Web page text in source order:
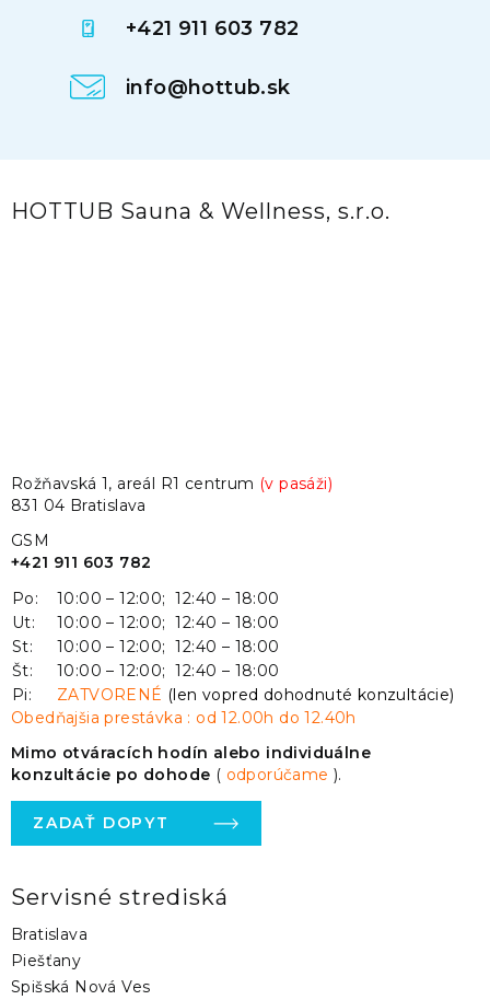
+421 911 603 782
info@hottub.sk
HOTTUB Sauna & Wellness, s.r.o.
Rožňavská 1, areál R1 centrum (v pasáži)
831 04 Bratislava
GSM
+421 911 603 782
Po:
10:00 – 12:00; 12:40 – 18:00
Ut:
10:00 – 12:00; 12:40 – 18:00
St:
10:00 – 12:00; 12:40 – 18:00
Št:
10:00 – 12:00; 12:40 – 18:00
Pi:
ZATVORENÉ (len vopred dohodnuté konzultácie)
Obedňajšia prestávka : od 12.00h do 12.40h
Mimo otváracích hodín alebo individuálne
konzultácie po dohode ( odporúčame).
ZADAŤ DOPYT
Servisné strediská
Bratislava
Piešťany
Spišská Nová Ves